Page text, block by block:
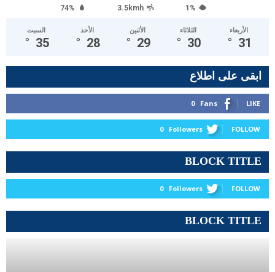
74% 3.5kmh 1%
السبت
35
°
الأحد
28
°
الأثنين
29
°
الثلاثاء
30
°
الأربعاء
31
°
ابقى على اطلاع
0 Fans LIKE
0 Followers FOLLOW
BLOCK TITLE
0 Followers FOLLOW
BLOCK TITLE